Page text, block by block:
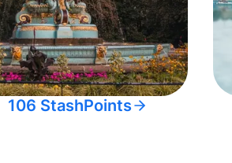
106 StashPoints